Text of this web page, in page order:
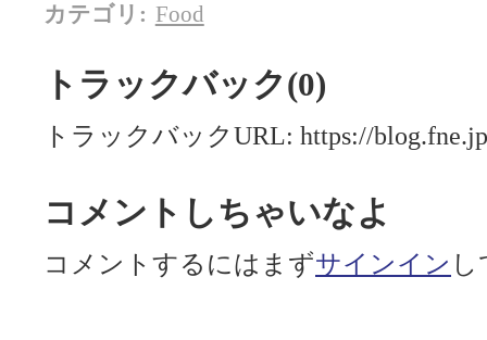
カテゴリ : Food
トラックバック(0)
トラックバックURL: https://
コメントしちゃいなよ
コメントするにはまずサインイン